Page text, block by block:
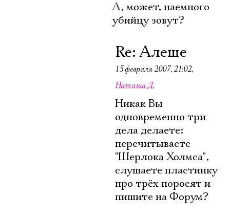
А, может, наемного
убийцу зовут?
Re: Алеше
15 февраля 2007, 21:02,
Наташа Д.
Никак Вы
одновременно три
дела делаете:
перечитываете
"Шерлока Холмса",
слушаете пластинку
про трёх поросят и
пишите на Форум?